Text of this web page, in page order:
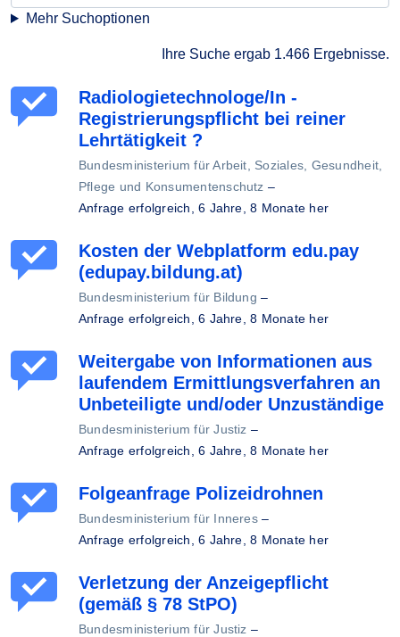
Mehr Suchoptionen
Ihre Suche ergab 1.466 Ergebnisse.
Radiologietechnologe/In -
Registrierungspflicht bei reiner
Lehrtätigkeit ?
Bundesministerium für Arbeit, Soziales, Gesundheit,
Pflege und Konsumentenschutz –
Anfrage erfolgreich,6 Jahre, 8 Monate her
Kosten der Webplatform edu.pay
(edupay.bildung.at)
Bundesministerium für Bildung –
Anfrage erfolgreich,6 Jahre, 8 Monate her
Weitergabe von Informationen aus
laufendem Ermittlungsverfahren an
Unbeteiligte und/oder Unzuständige
Bundesministerium für Justiz –
Anfrage erfolgreich,6 Jahre, 8 Monate her
Folgeanfrage Polizeidrohnen
Bundesministerium für Inneres–
Anfrage erfolgreich,6 Jahre, 8 Monate her
Verletzung der Anzeigepflicht
(gemäß § 78 StPO)
Bundesministerium für Justiz –